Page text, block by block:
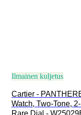
Ilmainen kuljetus
Cartier -
Watch, Two-Tone,